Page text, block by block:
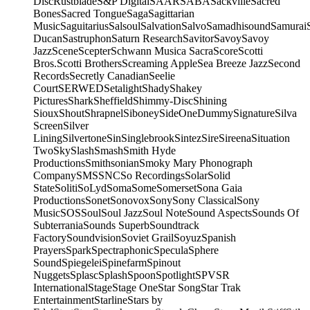
BonesSacred TongueSagaSagittarian
MusicSaguitariusSalsoulSalvationSalvoSamadhisoundSamurai
DucanSastruphonSaturn ResearchSavitorSavoySavoy
JazzSceneScepterSchwann Musica SacraScoreScotti
Bros.Scotti BrothersScreaming AppleSea Breeze JazzSecond
RecordsSecretly CanadianSeelie
CourtSERWEDSetalightShadyShakey
PicturesSharkSheffieldShimmy-DiscShining
SiouxShoutShrapnelSiboneySideOneDummySignatureSilva
ScreenSilver
LiningSilvertoneSinSinglebrookSintezSireSireenaSituation
TwoSkySlashSmashSmith Hyde
ProductionsSmithsonianSmoky Mary Phonograph
CompanySMSSNCSo RecordingsSolarSolid
StateSolitiSoLydSomaSomeSomersetSona Gaia
ProductionsSonetSonovoxSonySony ClassicalSony
MusicSOSSoulSoul JazzSoul NoteSound AspectsSounds Of
SubterraniaSounds SuperbSoundtrack
FactorySoundvisionSoviet GrailSoyuzSpanish
PrayersSparkSpectraphonicSpeculaSphere
SoundSpiegeleiSpinefarmSpinout
NuggetsSplascSplashSpoonSpotlightSPVSR
InternationalStageStage OneStar SongStar Trak
EntertainmentStarlineStars by